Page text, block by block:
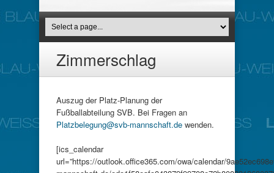
Zimmerschlag
Auszug der Platz-Planung der
Fußballabteilung SVB. Bei Fragen an
Platzbelegung@svb-mannschaft.de wenden.
[ics_calendar
url=”https://outlook.office365.com/owa/calendar/